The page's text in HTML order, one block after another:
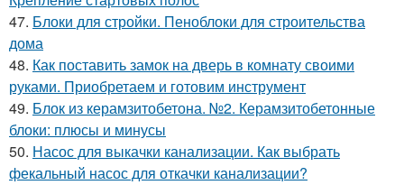
47. Блоки для стройки. Пеноблоки для строительства
дома
48. Как поставить замок на дверь в комнату своими
руками. Приобретаем и готовим инструмент
49. Блок из керамзитобетона. №2. Керамзитобетонные
блоки: плюсы и минусы
50. Насос для выкачки канализации. Как выбрать
фекальный насос для откачки канализации?